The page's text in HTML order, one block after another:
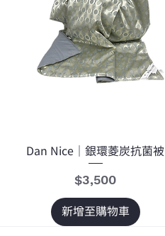
Dan Nice｜銀環菱炭抗菌被
價格
$3,500
新增至購物車